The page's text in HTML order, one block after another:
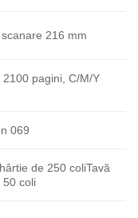
216 mm
pagini, C/M/Y
069
de 250 coliTavă
50 coli